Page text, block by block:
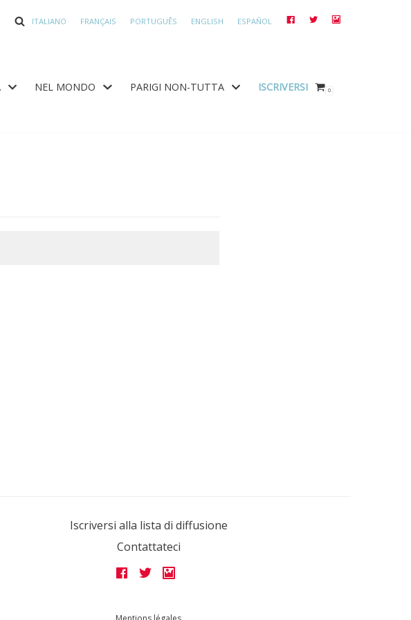
ITALIANO FRANÇAIS PORTUGUÊS ENGLISH ESPAÑOL FACEBOOKTWITTERINSTAGRAM
NEL MONDO PARIGI NON-TUTTA ISCRIVERSI 0
Iscriversi alla lista di diffusione
Contattateci